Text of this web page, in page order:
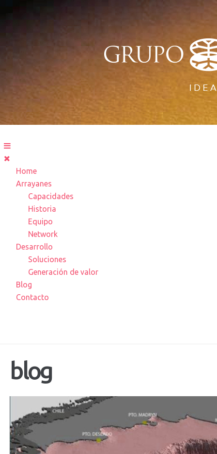
Home
Arrayanes
Capacidades
Historia
Equipo
Network
Desarrollo
Soluciones
Generación de valor
Blog
Contacto
blog